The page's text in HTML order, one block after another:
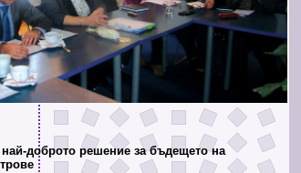
доброто решение за бъдещето на